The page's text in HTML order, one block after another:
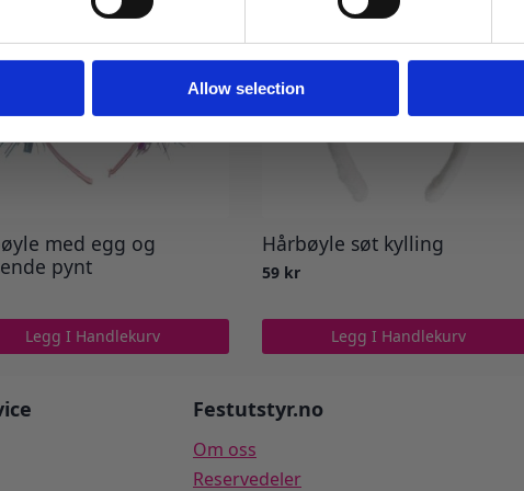
Allow selection
med egg og
pynt
Legg I Handlekurv
Hårbøyle søt kylling
59 kr
Legg I Handlekurv
Festutstyr.no
Om oss
Reservedeler
Ja takk! Jeg vil gjerne få brev fra dere!